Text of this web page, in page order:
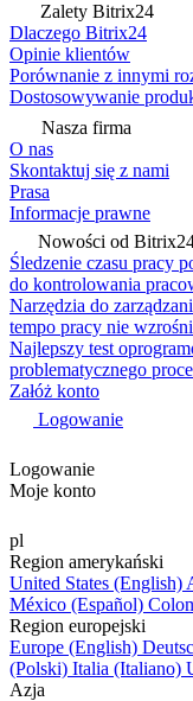
Zalety Bitrix24
Dlaczego Bitrix24
Opinie klientów
Porównanie z innymi
Dostosowywanie
Nasza firma
O nas
Skontaktuj się z nami
Prasa
Informacje prawne
Nowości od
Śledzenie czasu pracy
do kontrolowania
Narzędzia do
tempo pracy nie
Najlepszy test
problematycznego
Załóż konto
Logowanie
Logowanie
Moje konto
pl
Region amerykański
United States (English)
México (Español)
Region europejski
Europe (English)
(Polski) Italia (Italiano)
Azja